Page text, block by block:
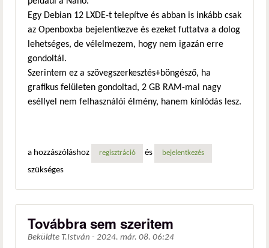
Egy Debian 12 LXDE-t telepítve és abban is inkább csak
az Openboxba bejelentkezve és ezeket futtatva a dolog
lehetséges, de vélelmezem, hogy nem igazán erre
gondoltál.
Szerintem ez a szövegszerkesztés+böngésző, ha
grafikus felületen gondoltad, 2 GB RAM-mal nagy
eséllyel nem felhasználói élmény, hanem kínlódás lesz.
a hozzászóláshoz regisztráció és bejelentkezés
szükséges
Továbbra sem szeritem
Beküldte T.István - 2024. már. 08. 06:24